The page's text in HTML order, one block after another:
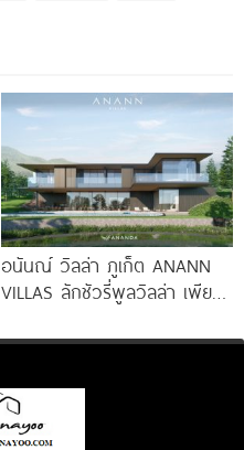
อนันณ์ วิลล่า ภูเก็ต ANANN
VILLAS ลักชัวรี่พูลวิลล่า เพียง